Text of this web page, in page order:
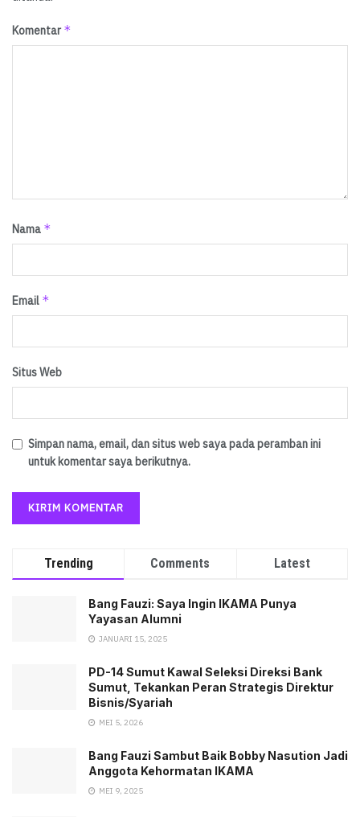
Komentar*
Nama *
Email *
Situs Web
Simpan nama, email, dan situs web saya pada peramban ini
untuk komentar saya berikutnya.
Trending Comments Latest
Bang Fauzi: Saya Ingin IKAMA Punya
Yayasan Alumni
JANUARI 15, 2025
PD-14 Sumut Kawal Seleksi Direksi Bank
Sumut, Tekankan Peran Strategis Direktur
Bisnis/Syariah
MEI 5, 2026
Bang Fauzi Sambut Baik Bobby Nasution Jadi
Anggota Kehormatan IKAMA
MEI 9, 2025